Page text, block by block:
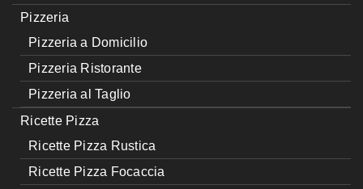
Pizzeria
Pizzeria a Domicilio
Pizzeria Ristorante
Pizzeria al Taglio
Ricette Pizza
Ricette Pizza Rustica
Ricette Pizza Focaccia